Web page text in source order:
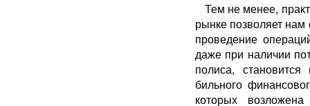
Тем не менее,
рынке позволяет
проведение
даже при наличии
полиса,
бильного
ко­торых